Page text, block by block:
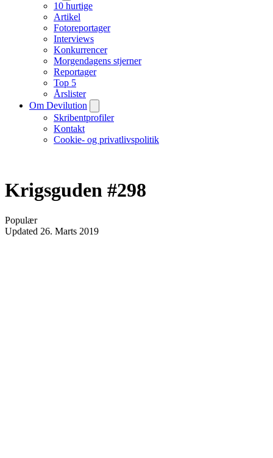
10 hurtige
Artikel
Fotoreportager
Interviews
Konkurrencer
Morgendagens stjerner
Reportager
Top 5
Årslister
Om Devilution
Skribentprofiler
Kontakt
Cookie- og privatlivspolitik
Krigsguden #298
Populær
Updated 26. Marts 2019